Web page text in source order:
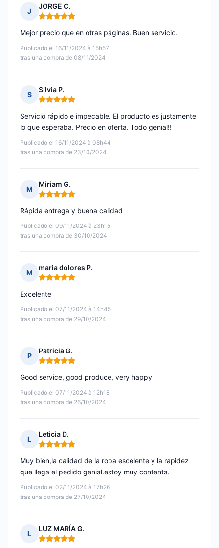
J
JORGE C.
Nota: 5 de 5
Publicado el 16/11/2024 à 15h57
tras una compra de 08/11/2024
Mejor precio que en otras páginas. Buen servicio.
S
Sílvia P.
Nota: 5 de 5
Publicado el 16/11/2024 à 08h44
tras una compra de 23/10/2024
Servicio rápido e impecable. El producto es justamente
lo que esperaba. Precio en oferta. Todo genial!!
M
Miriam G.
Nota: 5 de 5
Publicado el 09/11/2024 à 23h15
tras una compra de 30/10/2024
Rápida entrega y buena calidad
M
maria dolores P.
Nota: 5 de 5
Publicado el 07/11/2024 à 14h45
tras una compra de 29/10/2024
Excelente
P
Patricia G.
Nota: 5 de 5
Publicado el 07/11/2024 à 12h18
tras una compra de 26/10/2024
Good service, good produce, very happy
L
Leticia D.
Nota: 5 de 5
Publicado el 02/11/2024 à 17h26
tras una compra de 27/10/2024
Muy bien,la calidad de la ropa escelente y la rapidez
que llega el pedido genial.estoy muy contenta.
L
LUZ MARÍA G.
Nota: 5 de 5